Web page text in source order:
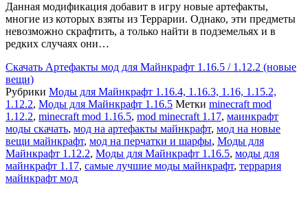
Данная модификация добавит в игру новые артефакты,
многие из которых взяты из Террарии. Однако, эти предметы
невозможно скрафтить, а только найти в подземельях и в
редких случаях они…
Скачать Артефакты мод для Майнкрафт 1.16.5 / 1.12.2 (новые
вещи)
Рубрики Моды для Майнкрафт 1.16.4, 1.16.3, 1.16, 1.15.2,
1.12.2, Моды для Майнкрафт 1.16.5 Метки minecraft mod
1.12.2, minecraft mod 1.16.5, mod minecraft 1.17, маинкрафт
моды скачать, мод на артефакты майнкрафт, мод на новые
вещи майнкрафт, мод на перчатки и шарфы, Моды для
Майнкрафт 1.12.2, Моды для Майнкрафт 1.16.5, моды для
майнкрафт 1.17, самые лучшие моды майнкрафт, террария
майнкрафт мод